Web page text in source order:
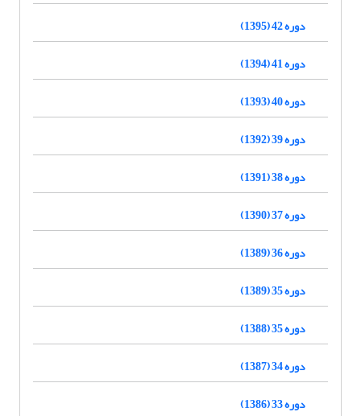
دوره 42 (1395)
دوره 41 (1394)
دوره 40 (1393)
دوره 39 (1392)
دوره 38 (1391)
دوره 37 (1390)
دوره 36 (1389)
دوره 35 (1389)
دوره 35 (1388)
دوره 34 (1387)
دوره 33 (1386)